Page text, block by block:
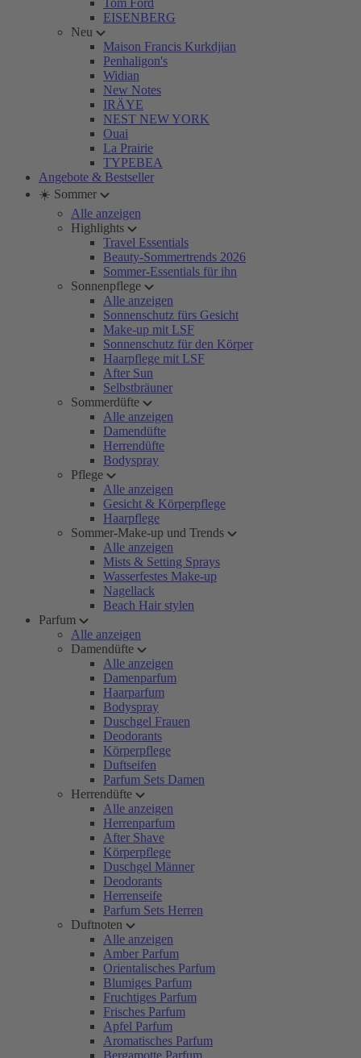
Tom Ford
EISENBERG
Neu
Maison Francis Kurkdjian
Penhaligon's
Widian
New Notes
IRÄYE
NEST NEW YORK
Ouai
La Prairie
TYPEBEA
Angebote & Bestseller
☀️ Sommer
Alle anzeigen
Highlights
Travel Essentials
Beauty-Sommertrends 2026
Sommer-Essentials für ihn
Sonnenpflege
Alle anzeigen
Sonnenschutz fürs Gesicht
Make-up mit LSF
Sonnenschutz für den Körper
Haarpflege mit LSF
After Sun
Selbstbräuner
Sommerdüfte
Alle anzeigen
Damendüfte
Herrendüfte
Bodyspray
Pflege
Alle anzeigen
Gesicht & Körperpflege
Haarpflege
Sommer-Make-up und Trends
Alle anzeigen
Mists & Setting Sprays
Wasserfestes Make-up
Nagellack
Beach Hair stylen
Parfum
Alle anzeigen
Damendüfte
Alle anzeigen
Damenparfum
Haarparfum
Bodyspray
Duschgel Frauen
Deodorants
Körperpflege
Duftseifen
Parfum Sets Damen
Herrendüfte
Alle anzeigen
Herrenparfum
After Shave
Körperpflege
Duschgel Männer
Deodorants
Herrenseife
Parfum Sets Herren
Duftnoten
Alle anzeigen
Amber Parfum
Orientalisches Parfum
Blumiges Parfum
Fruchtiges Parfum
Frisches Parfum
Apfel Parfum
Aromatisches Parfum
Bergamotte Parfum